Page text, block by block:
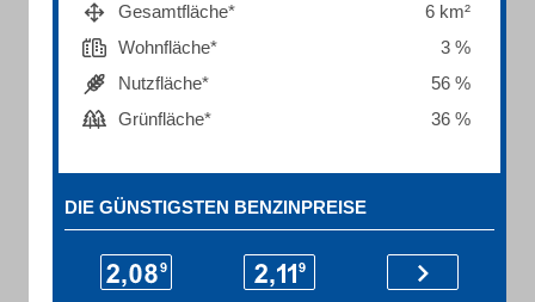
Gesamtfläche*
6 km²
Wohnfläche*
3 %
Nutzfläche*
56 %
Grünfläche*
36 %
DIE GÜNSTIGSTEN BENZINPREISE